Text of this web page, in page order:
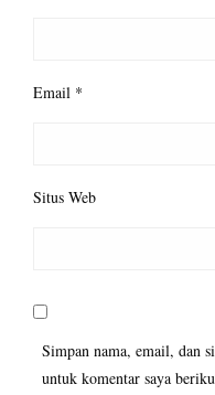
Email *
Situs Web
Simpan nama, email, dan
untuk komentar saya